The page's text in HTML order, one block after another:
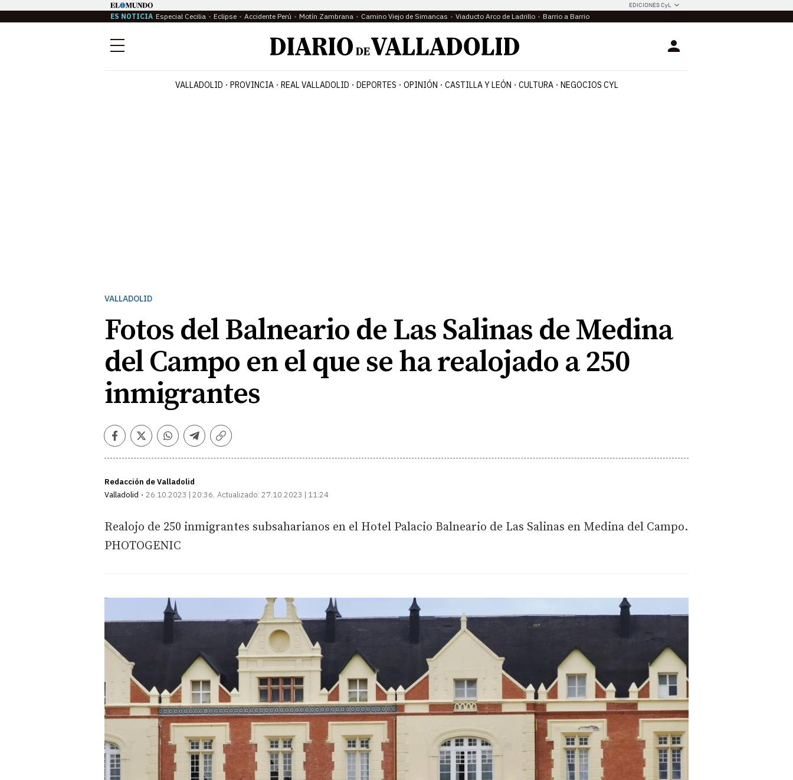
EDICIONES CyL
ES NOTICIA Especial Cecilia Eclipse Accidente Perú Motín Zambrana Camino Viejo de Simancas Viaducto Arco de Ladrillo Barrio a Barrio
Menú Login
VALLADOLID PROVINCIA REAL VALLADOLID DEPORTES OPINIÓN CASTILLA Y LEÓN CULTURA NEGOCIOS CYL
VALLADOLID
Fotos del Balneario de Las Salinas de Medina
del Campo en el que se ha realojado a 250
inmigrantes
Facebook
TwitterWhatsapp
Telegram
Copiar
Redacción de Valladolid
Valladolid
26.10.2023 | 20:36 Actualizado: 27.10.2023 | 11:24
Realojo de 250 inmigrantes subsaharianos en el Hotel Palacio Balneario de Las Salinas en Medina del Campo.
PHOTOGENIC